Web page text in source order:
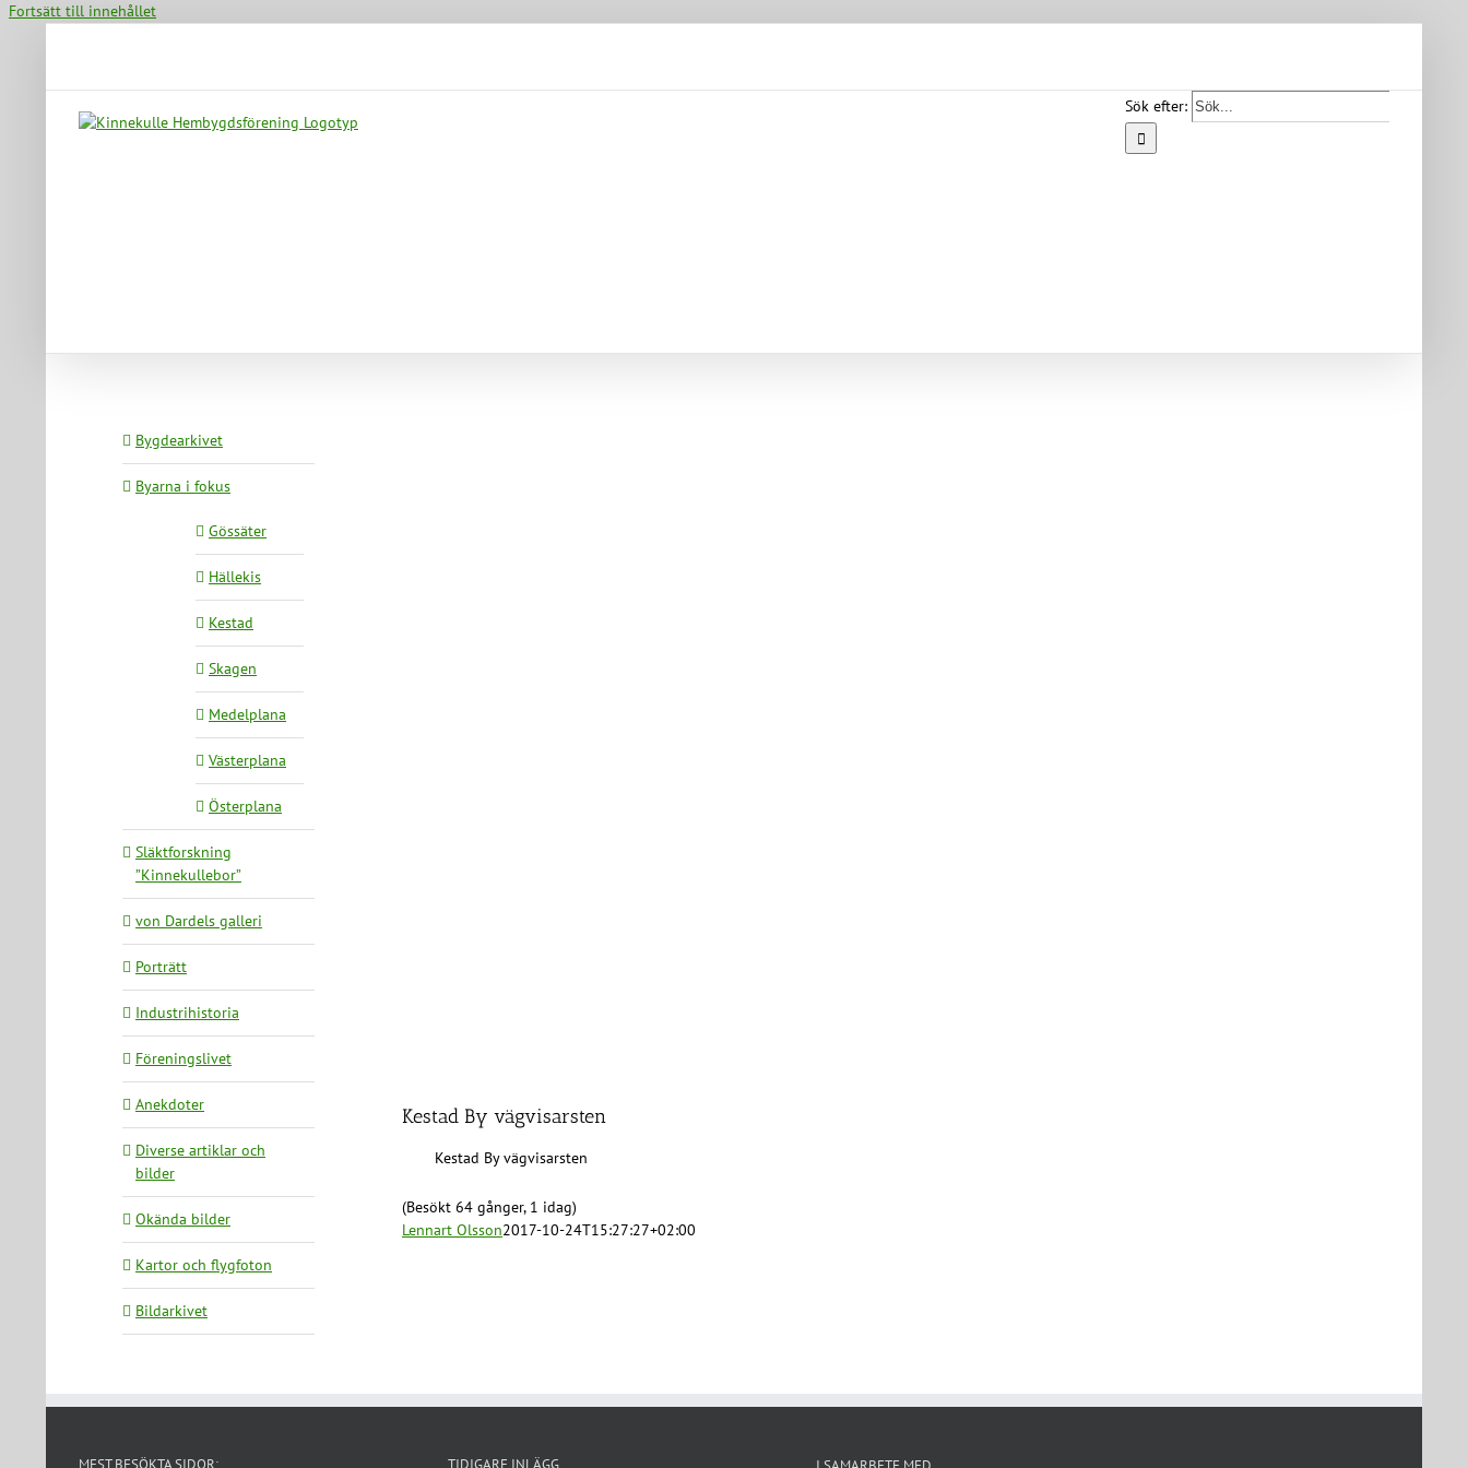
Fortsätt till innehållet
Sök efter:
Kestad By vägvisarsten
Kestad By vägvisarsten
(Besökt 64 gånger, 1 idag)
Lennart Olsson2017-10-24T15:27:27+02:00
Bygdearkivet
Byarna i fokus
Gössäter
Hällekis
Kestad
Skagen
Medelplana
Västerplana
Österplana
Släktforskning
”Kinnekullebor”
von Dardels galleri
Porträtt
Industrihistoria
Föreningslivet
Anekdoter
Diverse artiklar och
bilder
Okända bilder
Kartor och flygfoton
Bildarkivet
MEST BESÖKTA SIDOR: TIDIGARE INLÄGG